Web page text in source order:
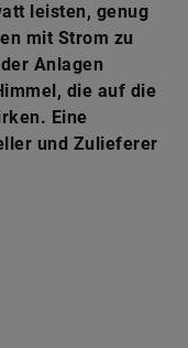
leisten, genug
mit Strom zu
Anlagen
die auf die
Eine
und Zulieferer